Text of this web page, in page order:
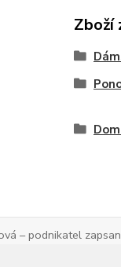
Zboží
– podnikatel